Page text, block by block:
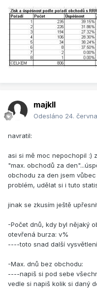
majkll
Odesláno 24.
navratil:
asi si mě moc nepochopil :)
"max. obchodů za
obchodu za den jsem
problém, udělat si i tuto
jinak se zkusím ještě
-Počet dnů, kdy byl nějaký
otevřená burza: v%
----toto snad další
-Max. dnů bez obchodu:
----napiš si pod sebe
vedle si napiš kolik si daný